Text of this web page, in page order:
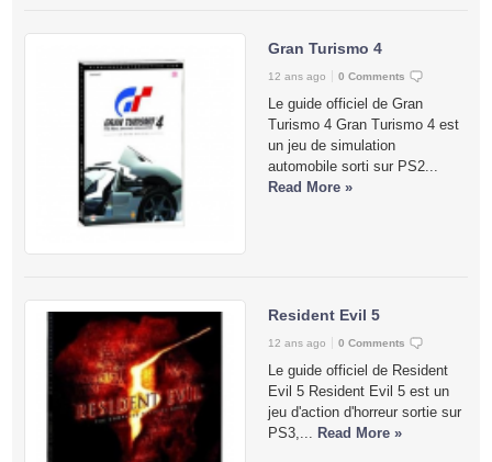
Gran Turismo 4
12 ans ago 0 Comments
Le guide officiel de Gran
Turismo 4 Gran Turismo 4 est
un jeu de simulation
automobile sorti sur PS2...
Read More »
Resident Evil 5
12 ans ago 0 Comments
Le guide officiel de Resident
Evil 5 Resident Evil 5 est un
jeu d'action d'horreur sortie sur
PS3,... Read More »